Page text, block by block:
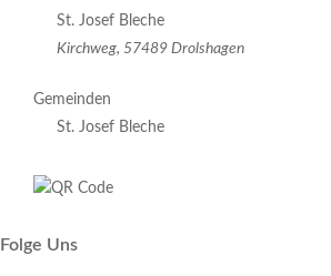
St. Josef Bleche
Kirchweg, 57489 Drolshagen
Gemeinden
St. Josef Bleche
Folge Uns